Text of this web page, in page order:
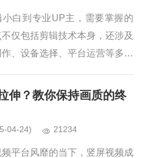
小白到专业UP主，需要掌握的
仅包括剪辑技术本身，还涉及
、设备选择、平台运营等多方
剪辑软件工欲善其事，必先利其
伸？教你保持画质的终
04-24) 21234
平台风靡的当下，竖屏视频成